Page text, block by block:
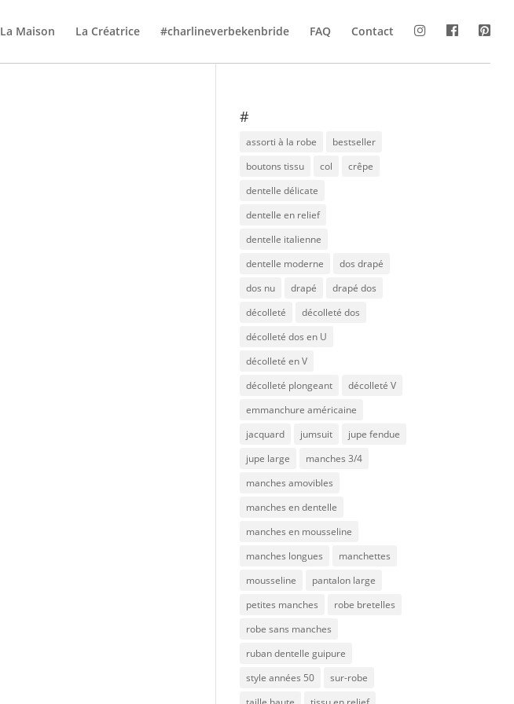
La Maison La Créatrice #charlineverbekenbride FAQ Contact
#
assorti à la robe
bestseller
boutons tissu
col
crêpe
dentelle délicate
dentelle en relief
dentelle italienne
dentelle moderne
dos drapé
dos nu
drapé
drapé dos
décolleté
décolleté dos
décolleté dos en U
décolleté en V
décolleté plongeant
décolleté V
emmanchure américaine
jacquard
jumsuit
jupe fendue
jupe large
manches 3/4
manches amovibles
manches en dentelle
manches en mousseline
manches longues
manchettes
mousseline
pantalon large
petites manches
robe bretelles
robe sans manches
ruban dentelle guipure
style années 50
sur-robe